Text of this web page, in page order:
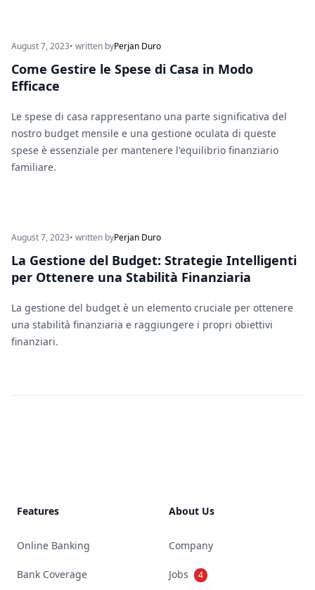
August 7, 2023• written byPerjan Duro
Come Gestire le Spese di Casa in Modo
Efficace
Le spese di casa rappresentano una parte significativa del
nostro budget mensile e una gestione oculata di queste
spese è essenziale per mantenere l'equilibrio finanziario
familiare.
August 7, 2023• written byPerjan Duro
La Gestione del Budget: Strategie Intelligenti
per Ottenere una Stabilità Finanziaria
La gestione del budget è un elemento cruciale per ottenere
una stabilità finanziaria e raggiungere i propri obiettivi
finanziari.
Features
Online Banking
Bank Coverage
About Us
Company
Jobs 4